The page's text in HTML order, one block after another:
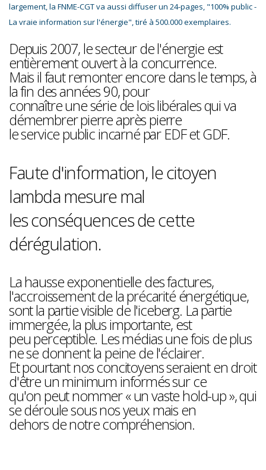
largement, la FNME-CGT va aussi diffuser un 24-pages, "100% public -
La vraie information sur l'énergie", tiré à 500.000 exemplaires.
Depuis 2007, le secteur de l'énergie est
entièrement ouvert à la concurrence.
Mais il faut remonter encore dans le temps, à
la fin des années 90, pour
connaître une série de lois libérales qui va
démembrer pierre après pierre
le service public incarné par EDF et GDF.
Faute d'information, le citoyen
lambda mesure mal
les conséquences de cette
dérégulation.
La hausse exponentielle des factures,
l'accroissement de la précarité énergétique,
sont la partie visible de l'iceberg. La partie
immergée, la plus importante, est
peu perceptible. Les médias une fois de plus
ne se donnent la peine de l'éclairer.
Et pourtant nos concitoyens seraient en droit
d'être un minimum informés sur ce
qu'on peut nommer « un vaste hold-up », qui
se déroule sous nos yeux mais en
dehors de notre compréhension.